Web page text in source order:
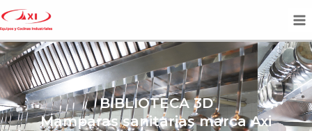
BIBLIOTECA 3D
Mamparas sanitarias marca Axi